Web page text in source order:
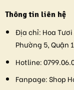
Thông tin liên hệ
Địa chỉ: Hoa
Phường 5, Quận
Hotline:
Fanpage:Shop